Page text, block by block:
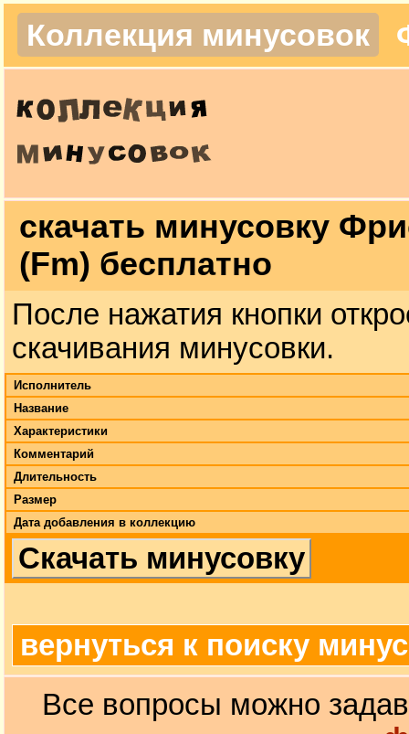
Коллекция минусовок
скачать минусовку
(Fm) бесплатно
После нажатия кнопки
скачивания минусовки.
Исполнитель
Название
Характеристики
Комментарий
Длительность
Размер
Дата добавления в коллекцию
Скачать минусовку
вернуться к поиску
Все вопросы можно